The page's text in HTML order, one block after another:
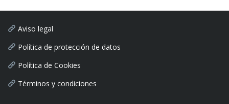
Aviso legal
Política de protección de datos
Política de Cookies
Términos y condiciones